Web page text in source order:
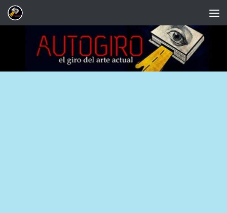
Saltar al contenido